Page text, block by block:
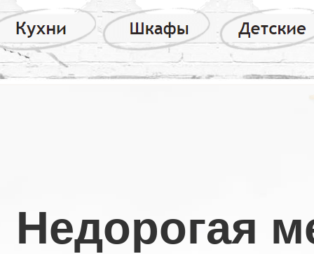
Недорогая